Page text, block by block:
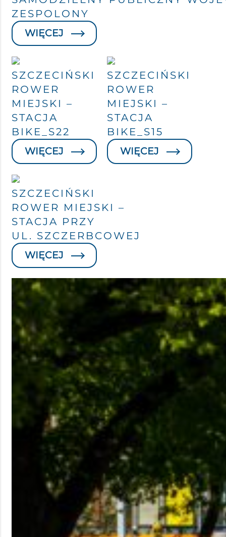
ZESPOLONY
WIĘCEJ
SZCZECIŃSKI
ROWER
MIEJSKI –
STACJA
BIKE_S22
WIĘCEJ
SZCZECIŃSKI
ROWER
MIEJSKI –
STACJA
BIKE_S15
WIĘCEJ
SZCZECIŃSKI
ROWER MIEJSKI –
STACJA PRZY
UL. SZCZERBCOWEJ
WIĘCEJ